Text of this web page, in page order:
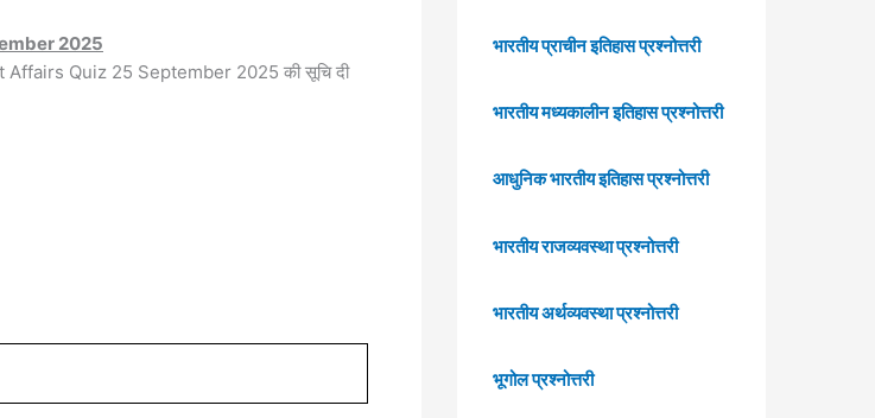
2025
Affairs Quiz 25 September 2025 की सूचि दी
भारतीय प्राचीन इतिहास प्रश्नोत्तरी
भारतीय मध्यकालीन इतिहास प्रश्नोत्तरी
आधुनिक भारतीय इतिहास प्रश्नोत्तरी
भारतीय राजव्यवस्था प्रश्नोत्तरी
भारतीय अर्थव्यवस्था प्रश्नोत्तरी
भूगोल प्रश्नोत्तरी